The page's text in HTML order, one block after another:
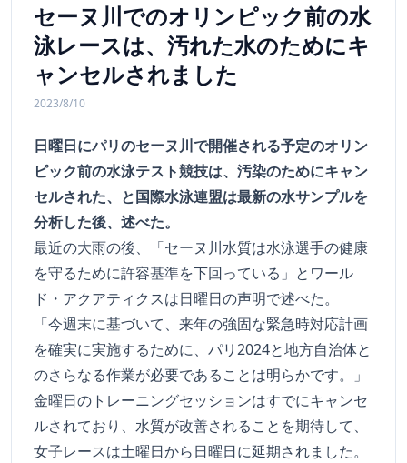
セーヌ川でのオリンピック前の水
泳レースは、汚れた水のためにキ
ャンセルされました
2023/8/10
日曜日にパリのセーヌ川で開催される予定のオリン
ピック前の水泳テスト競技は、汚染のためにキャン
セルされた、と国際水泳連盟は最新の水サンプルを
分析した後、述べた。
最近の大雨の後、「セーヌ川水質は水泳選手の健康
を守るために許容基準を下回っている」とワール
ド・アクアティクスは日曜日の声明で述べた。
「今週末に基づいて、来年の強固な緊急時対応計画
を確実に実施するために、パリ2024と地方自治体と
のさらなる作業が必要であることは明らかです。」
金曜日のトレーニングセッションはすでにキャンセ
ルされており、水質が改善されることを期待して、
女子レースは土曜日から日曜日に延期されました。